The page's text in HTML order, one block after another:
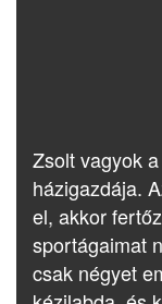
Zsolt vagyok
házigazdája.
el, akkor
sportágaimat
csak négyet